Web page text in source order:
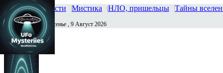
Главная Новости Мистика НЛО, пришельцы Тайны
Сегодня Воскресенье , 9 Август 2026